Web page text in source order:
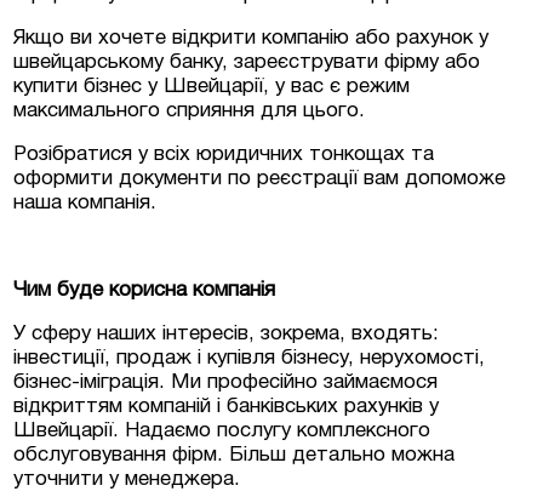
Якщо ви хочете відкрити компанію або рахунок у
швейцарському банку, зареєструвати фірму або
купити бізнес у Швейцарії, у вас є режим
максимального сприяння для цього.
Розібратися у всіх юридичних тонкощах та
оформити документи по реєстрації вам допоможе
наша компанія.
Чим буде корисна компанія
У сферу наших інтересів, зокрема, входять:
інвестиції, продаж і купівля бізнесу, нерухомості,
бізнес-іміграція. Ми професійно займаємося
відкриттям компаній і банківських рахунків у
Швейцарії. Надаємо послугу комплексного
обслуговування фірм. Більш детально можна
уточнити у менеджера.